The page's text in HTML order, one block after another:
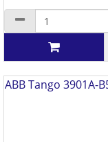
ABB Tango 3901A-